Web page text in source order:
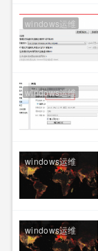
windows运维
windows运维
windows运维
windows运维